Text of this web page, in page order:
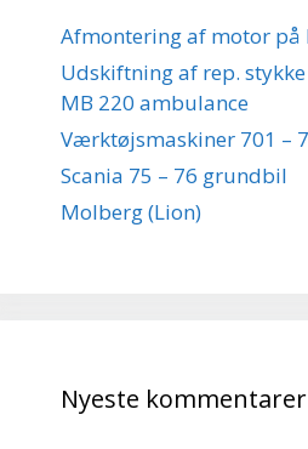
Afmontering af motor på
Udskiftning af rep.
MB 220 ambulance
Værktøjsmaskiner 701 –
Scania 75 – 76 grundbil
Molberg (Lion)
Nyeste kommentarer